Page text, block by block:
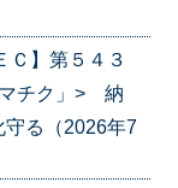
Ｃ】第５４３
チク」> 納
る（2026年7